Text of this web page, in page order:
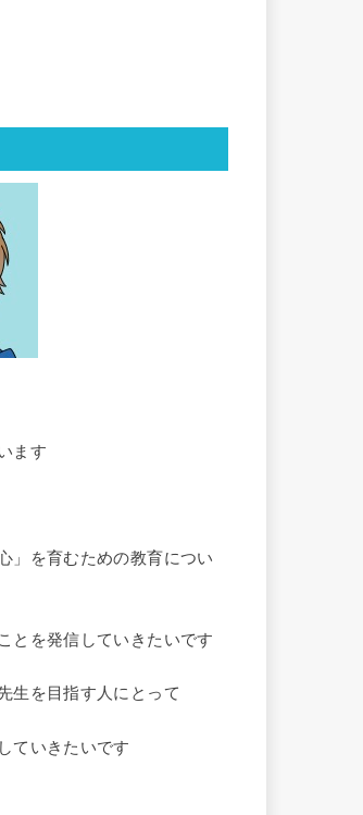
ます
」を育むための教育につい
とを発信していきたいです
生を目指す人にとって
ていきたいです